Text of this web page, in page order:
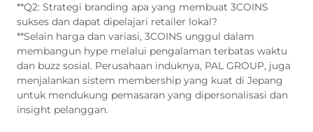
**Q2: Strategi branding apa yang membuat 3COINS
sukses dan dapat dipelajari retailer lokal?
**Selain harga dan variasi, 3COINS unggul dalam
membangun hype melalui pengalaman terbatas waktu
dan buzz sosial. Perusahaan induknya, PAL GROUP, juga
menjalankan sistem membership yang kuat di Jepang
untuk mendukung pemasaran yang dipersonalisasi dan
insight pelanggan.